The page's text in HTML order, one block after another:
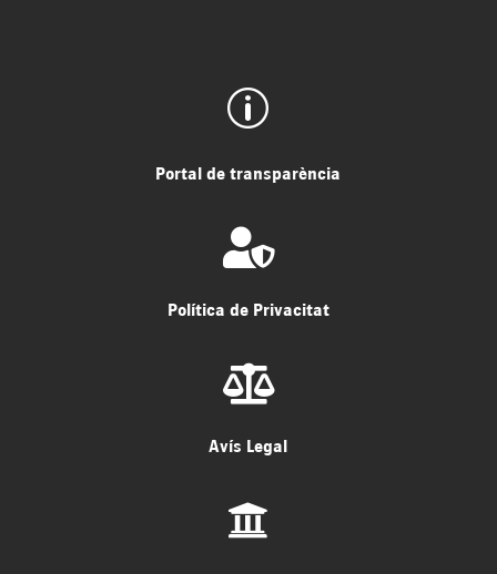
p
Portal de transparència

Política de Privacitat

Avís Legal
